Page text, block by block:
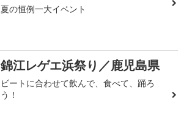
夏の恒例一大イベント
錦江レゲエ浜祭り／鹿児島県
ビートに合わせて飲んで、食べて、踊ろ
う！